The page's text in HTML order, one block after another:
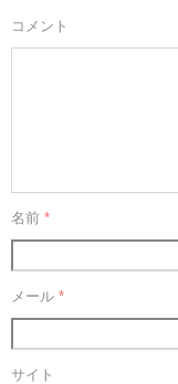
コメント
名前 *
メール *
サイト